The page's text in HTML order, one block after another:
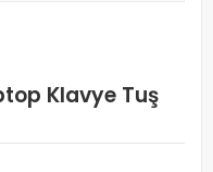
Klavye Tuş